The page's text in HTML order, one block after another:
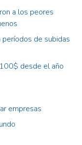
a los peores
de subidas
desde el año
empresas